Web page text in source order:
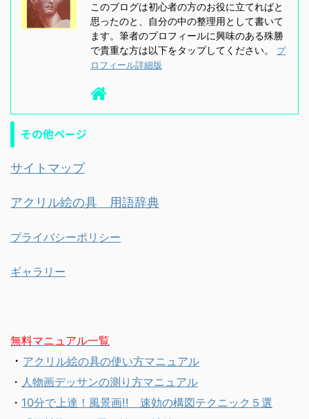
このブログは初心者の方のお役に立てればと
思ったのと、自分の中の整理用として書いて
ます。筆者のプロフィールに興味のある殊勝
で貴重な方は以下をタップしてください。 プ
ロフィール詳細版
その他ページ
サイトマップ
アクリル絵の具 用語辞典
プライバシーポリシー
ギャラリー
無料マニュアル一覧
・ アクリル絵の具の使い方マニュアル
・ 人物画デッサンの測り方マニュアル
・ 10分で上達！風景画!! 速効の構図テクニック５選